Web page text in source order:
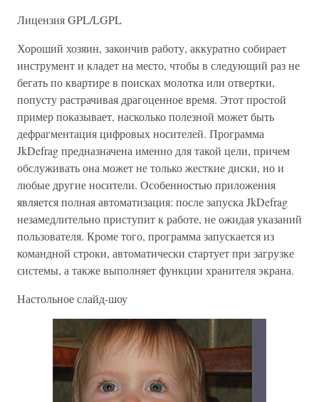
Лицензия GPL/LGPL
Хороший хозяин, закончив работу, аккуратно собирает
инструмент и кладет на место, чтобы в следующий раз не
бегать по квартире в поисках молотка или отвертки,
попусту растрачивая драгоценное время. Этот простой
пример показывает, насколько полезной может быть
дефрагментация цифровых носителей. Программа
JkDefrag предназначена именно для такой цели, причем
обслуживать она может не только жесткие диски, но и
любые другие носители. Особенностью приложения
является полная автоматизация: после запуска JkDefrag
незамедлительно приступит к работе, не ожидая указаний
пользователя. Кроме того, программа запускается из
командной строки, автоматически стартует при загрузке
системы, а также выполняет функции хранителя экрана.
Настольное слайд-шоу